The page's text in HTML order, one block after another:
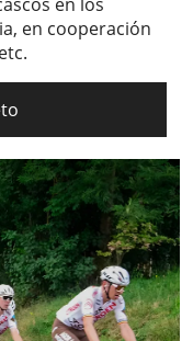
en los
en cooperación